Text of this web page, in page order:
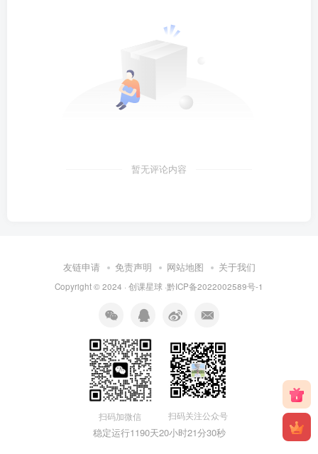
暂无评论内容
友链申请 免责声明 网站地图 关于我们
Copyright © 2024 · 创课星球 ·黔ICP备2022002589号-1
扫码加微信 扫码关注公众号
稳定运行1190天20小时21分31秒